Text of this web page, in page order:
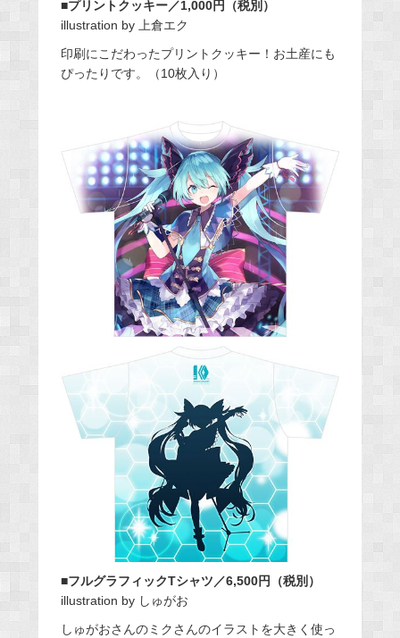
■プリントクッキー／1,000円（税別）
illustration by 上倉エク
印刷にこだわったプリントクッキー！お土産にも
ぴったりです。（10枚入り）
■フルグラフィックTシャツ／6,500円（税別）
illustration by しゅがお
しゅがおさんのミクさんのイラストを大きく使っ